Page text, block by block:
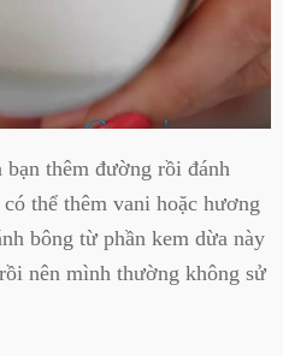
thêm đường rồi đánh
thể thêm vani hoặc hương
bông từ phần kem dừa này
nên mình thường không sử